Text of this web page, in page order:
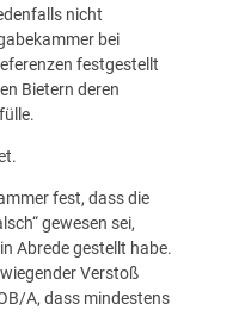
nicht
bei
festgestellt
Bietern deren
fest, dass die
gewesen sei,
Abrede gestellt habe.
Verstoß
A, dass mindestens